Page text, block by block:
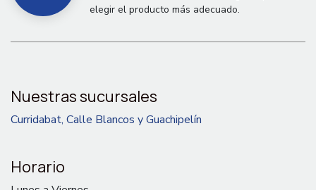
elegir el producto más adecuado.
Nuestras sucursales
Curridabat, Calle Blancos y Guachipelín
Horario